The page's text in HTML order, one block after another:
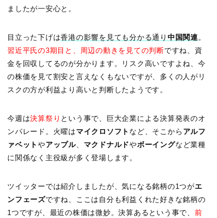
ましたが一安心と。
目立った下げは香港の影響を見ても分かる通り 中国関連。
習近平氏の3期目と、周辺の動きを見ての判断ですね、資
金を回収してるのが分かります。リスク高いですよね、今
の株価を見て割安と言えなくもないですが、多くの人がリ
スクの方が利益より高いと判断したようです。
今週は決算祭り という事で、巨大企業による決算発表のオ
ンパレード。火曜はマイクロソフト など、そこから アルフ
ァベットやアップル、 マクドナルドやボーイングなど業種
に関係なく主役級が多く登場します。
ツイッターでは紹介しましたが、気になる銘柄の1つがエ
ンフェーズですね、ここは自分も利益くれた好きな銘柄の
1つですが、最近の株価は微妙。決算あるという事で、 前